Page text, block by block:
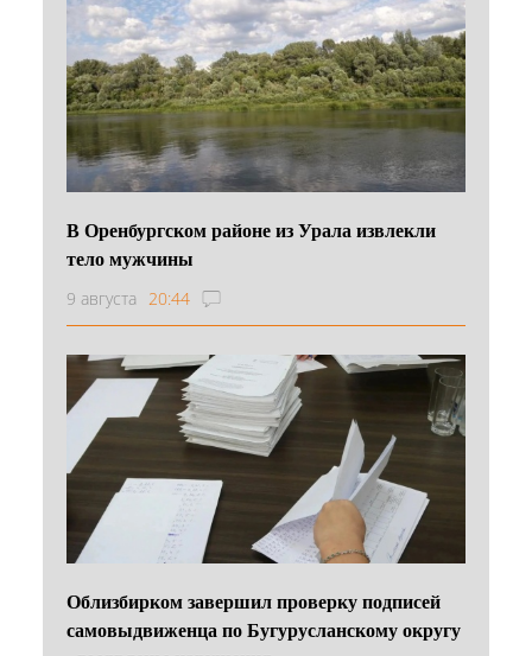
В Оренбургском районе из Урала извлекли
тело мужчины
9 августа 20:44
Облизбирком завершил проверку подписей
самовыдвиженца по Бугурусланскому округу